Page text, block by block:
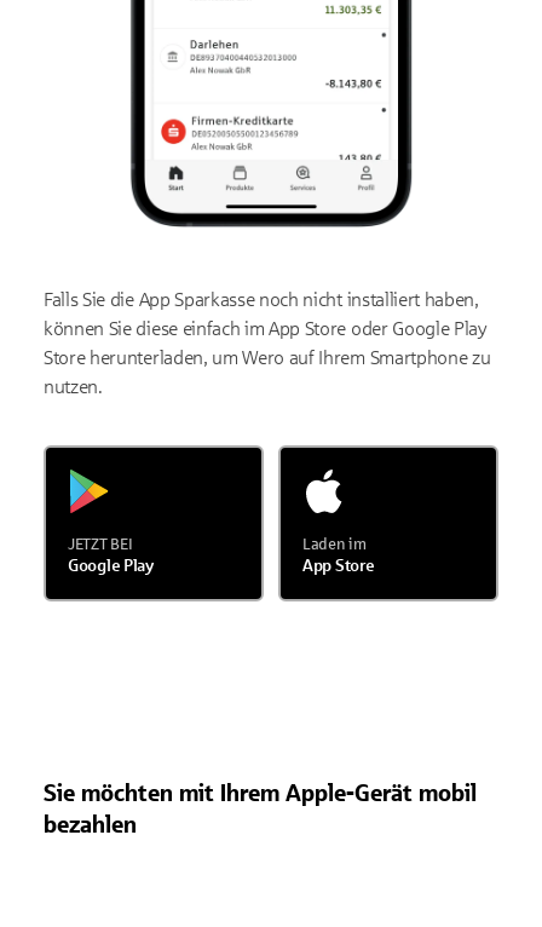
Falls Sie die App Sparkasse noch nicht installiert haben,
können Sie diese einfach im App Store oder Google Play
Store herunterladen, um Wero auf Ihrem Smartphone zu
nutzen.
JETZT BEI
Google Play
Laden im
App Store
Sie möchten mit Ihrem Apple-Gerät mobil
bezahlen